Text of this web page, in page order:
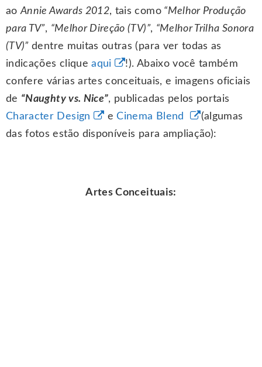
aoAnnie Awards 2012, tais como“Melhor Produção
para TV”, “Melhor Direção (TV)”, “Melhor Trilha Sonora
(TV)” dentre muitas outras (para ver todas as
indicações cliqueaqui
!). Abaixo você também
confere várias artes conceituais, e imagens oficiais
de “Naughty vs. Nice”, publicadas pelos portais
Character Design
eCinema Blend
(algumas
das fotos estão disponíveis para ampliação):
Artes Conceituais: